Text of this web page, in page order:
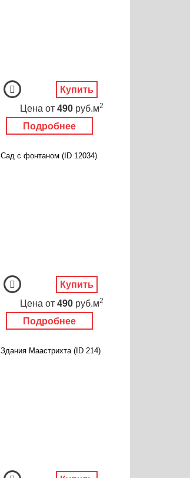
Подробнее
Цена от 490 руб.м2
Купить
Сад с фонтаном (ID 12034)
Подробнее
Цена от 490 руб.м2
Купить
Здания Маастрихта (ID 214)